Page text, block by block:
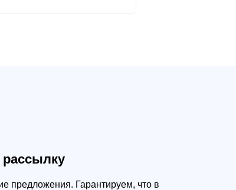
предложения. Гарантируем, что в